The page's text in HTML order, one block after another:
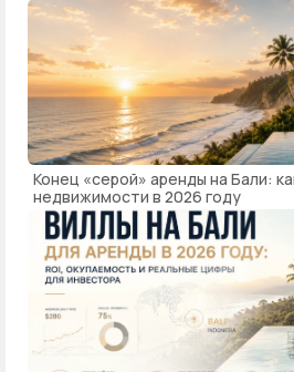
Конец «серой» аренды на Бали:
недвижимости в 2026 году